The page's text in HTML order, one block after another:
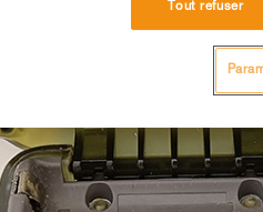
Tout refuser